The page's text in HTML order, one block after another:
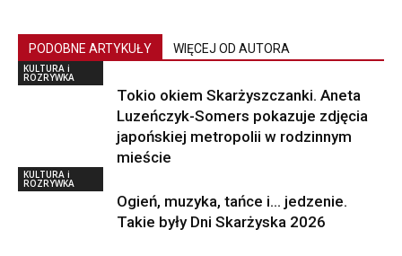
PODOBNE ARTYKUŁY WIĘCEJ OD AUTORA
KULTURA i
ROZRYWKA
Tokio okiem Skarżyszczanki. Aneta
Luzeńczyk-Somers pokazuje zdjęcia
japońskiej metropolii w rodzinnym
mieście
KULTURA i
ROZRYWKA
Ogień, muzyka, tańce i… jedzenie.
Takie były Dni Skarżyska 2026